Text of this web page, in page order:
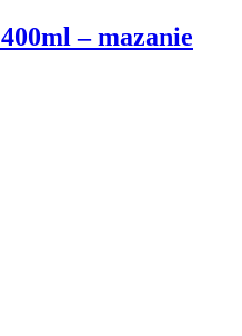
– mazanie